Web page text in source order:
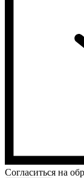
Cогласиться на